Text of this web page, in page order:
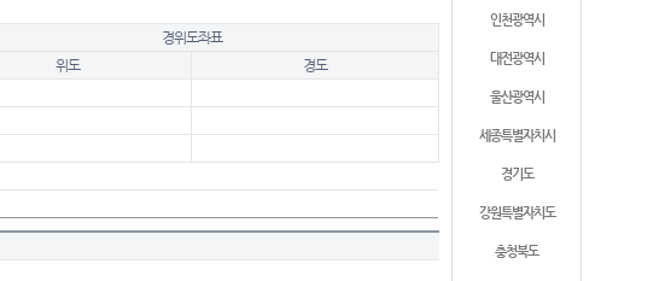
인천광역시
대전광역시
울산광역시
세종특별자치시
경기도
강원특별자치도
충청북도
경위도좌표
위도
경도